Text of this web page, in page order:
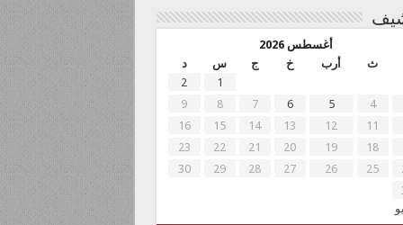
أغسطس 2026
ث أرب خ ج س
د
1
2
4
5
6
7
8
9
11
12
13
14
15
16
18
19
20
21
22
23
25
26
27
28
29
30